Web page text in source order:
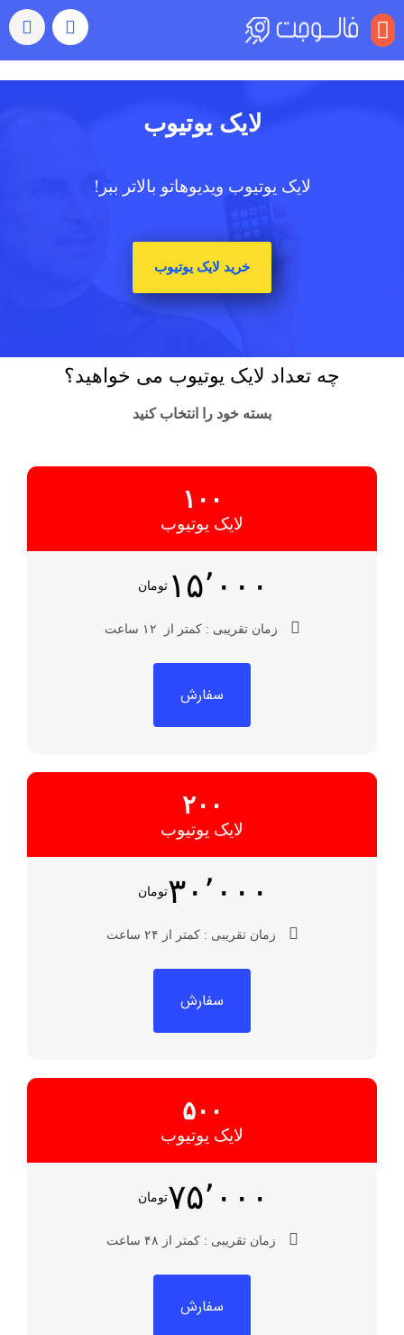
منو
لایک یوتیوب
لایک یوتیوب ویدیوهاتو بالاتر ببر!
خرید لایک یوتیوب
چه تعداد لایک یوتیوب می خواهید؟
بسته خود را انتخاب کنید
۱۰۰
لایک یوتیوب
تومان ۱۵٬۰۰۰
زمان تقریبی :کمتر از
سفارش
۲۰۰
لایک یوتیوب
تومان۳۰٬۰۰۰
زمان تقریبی :کمتر از ۲۴ ساعت
سفارش
۵۰۰
لایک یوتیوب
تومان۷۵٬۰۰۰
زمان تقریبی : کمتر از ۴۸ ساعت
سفارش